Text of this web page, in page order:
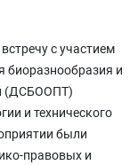
с участием
биоразнообразия и
(ДСБООПТ)
и технического
были
правовых и